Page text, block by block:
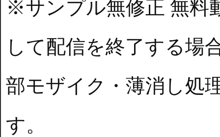
※サンプル無修正 無料
して配信を終了する
部モザイク・薄消し処
す。